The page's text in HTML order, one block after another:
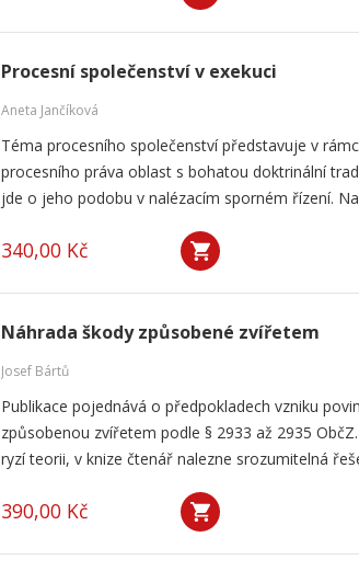
Procesní společenství v exekuci
Aneta Jančíková
Téma procesního společenství představuje v
procesního práva oblast s bohatou doktrinální
jde o jeho podobu v nalézacím sporném řízení.
340,00 Kč
Náhrada škody způsobené zvířetem
Josef Bártů
Publikace pojednává o předpokladech vzniku
způsobenou zvířetem podle § 2933 až 2935
ryzí teorii, v knize čtenář nalezne srozumitelná
390,00 Kč